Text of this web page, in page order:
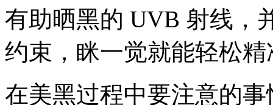
有助晒黑的 UVB 射线，
约束，眯一觉就能轻松
在美黑过程中要注意的